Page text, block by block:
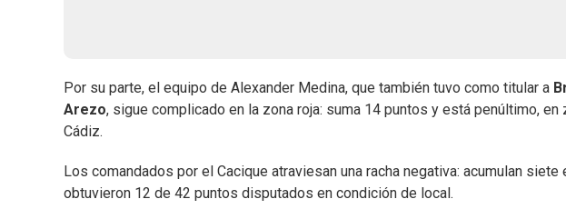
Por su parte, el equipo de Alexander Medina, que también tuvo como titular a
Arezo, sigue complicado en la zona roja: suma 14 puntos y está penúltimo,
Cádiz.
Los comandados por el Cacique atraviesan una racha negativa: acumulan
obtuvieron 12 de 42 puntos disputados en condición de local.